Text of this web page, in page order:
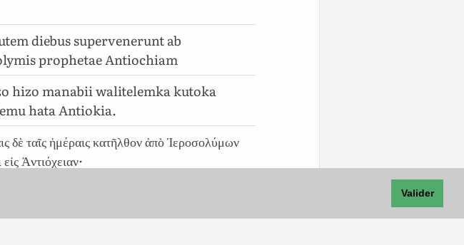
Valider
diebus supervenerunt ab
prophetae Antiochiam
hizo manabii walitelemka kutoka
hata Antiokia.
δὲ ταῖς ἡμέραις κατῆλθον ἀπὸ Ἱεροσολύμων
Ἀντιόχειαν·